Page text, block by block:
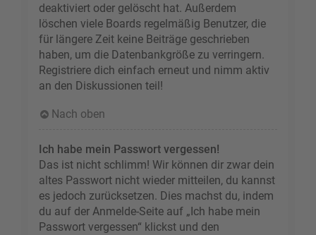
deaktiviert oder gelöscht hat. Außerdem
löschen viele Boards regelmäßig Benutzer, die
für längere Zeit keine Beiträge geschrieben
haben, um die Datenbankgröße zu verringern.
Registriere dich einfach erneut und nimm aktiv
an den Diskussionen teil!
Nach oben
Ich habe mein Passwort vergessen!
Das ist nicht schlimm! Wir können dir zwar dein
altes Passwort nicht wieder mitteilen, du kannst
es jedoch zurücksetzen. Dies machst du, indem
du auf der Anmelde-Seite auf „Ich habe mein
Passwort vergessen“ klickst und den